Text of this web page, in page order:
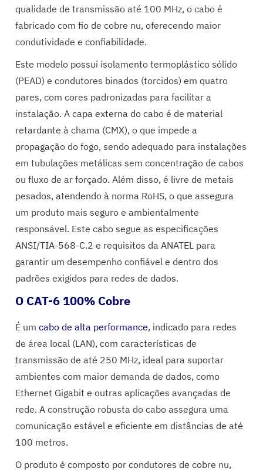
qualidade de transmissão até 100 MHz, o cabo é
fabricado com fio de cobre nu, oferecendo maior
condutividade e confiabilidade.
Este modelo possui isolamento termoplástico sólido
(PEAD) e condutores binados (torcidos) em quatro
pares, com cores padronizadas para facilitar a
instalação. A capa externa do cabo é de material
retardante à chama (CMX), o que impede a
propagação do fogo, sendo adequado para instalações
em tubulações metálicas sem concentração de cabos
ou fluxo de ar forçado. Além disso, é livre de metais
pesados, atendendo à norma RoHS, o que assegura
um produto mais seguro e ambientalmente
responsável. Este cabo segue as especificações
ANSI/TIA-568-C.2 e requisitos da ANATEL para
garantir um desempenho confiável e dentro dos
padrões exigidos para redes de dados.
O CAT-6 100% Cobre
É um cabo de alta performance, indicado para redes
de área local (LAN), com características de
transmissão de até 250 MHz, ideal para suportar
ambientes com maior demanda de dados, como
Ethernet Gigabit e outras aplicações avançadas de
rede. A construção robusta do cabo assegura uma
comunicação estável e eficiente em distâncias de até
100 metros.
O produto é composto por condutores de cobre nu,